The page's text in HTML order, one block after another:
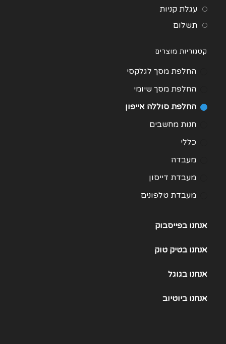
עגלת קניות
תשלום
קטגוריות מוצרים
החלפת מסך לגלקסי
החלפת מסך שיומי
החלפת סוללה אייפון
חנות מחשבים
כללי
מעבדה
מעבדת דייסון
מעבדת טלפונים
תיקון Huawei
תיקון One Plus
תיקון Samsung Galaxy 23
אנחנו בפייסבוק
אנחנו בטיק טוק
אנחנובגוגל
אנחנוביוטיוב